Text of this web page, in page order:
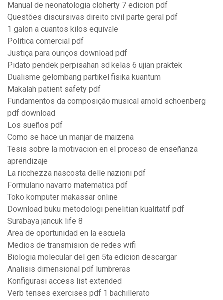
Manual de neonatologia cloherty 7 edicion pdf
Questões discursivas direito civil parte geral pdf
1 galon a cuantos kilos equivale
Politica comercial pdf
Justiça para ouriços download pdf
Pidato pendek perpisahan sd kelas 6 ujian praktek
Dualisme gelombang partikel fisika kuantum
Makalah patient safety pdf
Fundamentos da composição musical arnold schoenberg
pdf download
Los sueños pdf
Como se hace un manjar de maizena
Tesis sobre la motivacion en el proceso de enseñanza
aprendizaje
La ricchezza nascosta delle nazioni pdf
Formulario navarro matematica pdf
Toko komputer makassar online
Download buku metodologi penelitian kualitatif pdf
Surabaya jancuk life 8
Area de oportunidad en la escuela
Medios de transmision de redes wifi
Biologia molecular del gen 5ta edicion descargar
Analisis dimensional pdf lumbreras
Konfigurasi access list extended
Verb tenses exercises pdf 1 bachillerato